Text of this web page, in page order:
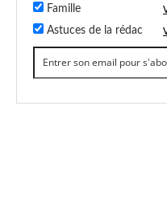
Famille
Astuces de la rédac